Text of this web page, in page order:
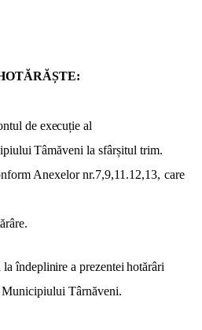
de execuție al
Tâmăveni la sfârșitul trim.
Anexelor nr.7,9,11.12,13, care
la îndeplinire a prezentei hotărâri
Municipiului Târnăveni.